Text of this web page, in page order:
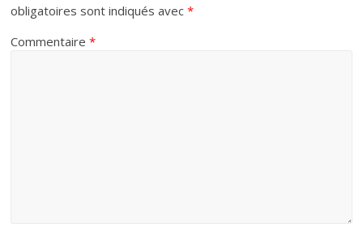
obligatoires sont indiqués avec*
Commentaire*